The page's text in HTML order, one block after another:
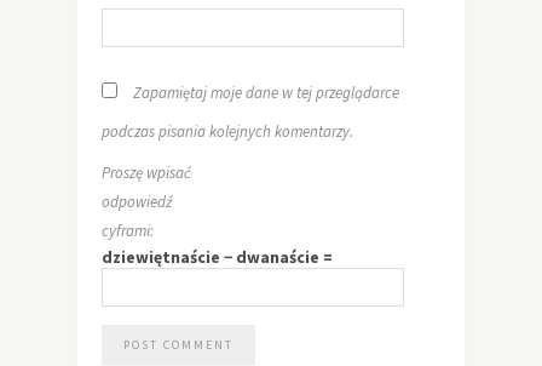
Zapamiętaj moje dane w tej przeglądarce
podczas pisania kolejnych komentarzy.
Proszę wpisać
odpowiedź
cyframi:
dziewiętnaście − dwanaście =